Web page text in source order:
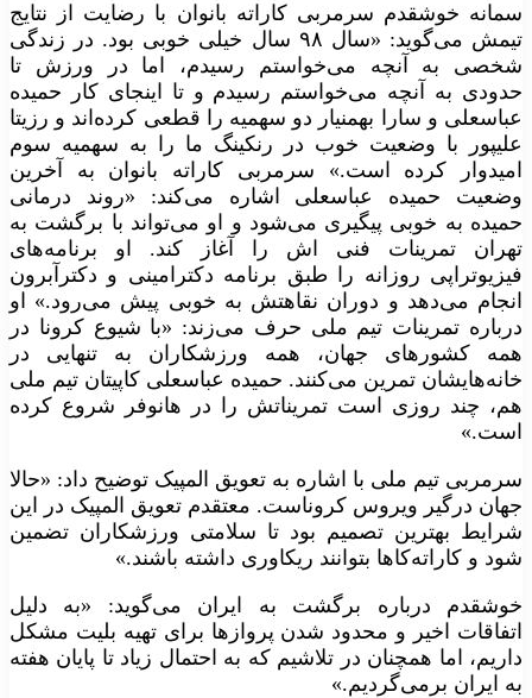
سمانه خوشقدم سرمربی کاراته بانوان با رضایت از نتایج
تیمش می‌گوید‌: «سال ۹۸ سال خیلی خوبی بود. در زندگی
شخصی به آنچه می‌خواستم رسیدم، اما در ورزش تا
حدودی به آنچه می‌خواستم رسیدم و تا اینجای کار حمیده
عباسعلی و سارا بهمنیار دو سهمیه را قطعی کرده‌اند و رزیتا
علیپور با وضعیت خوب در رنکینگ ما را به سهمیه سوم
امیدوار کرده است.» سرمربی کاراته بانوان به آخرین
وضعیت حمیده عباسعلی اشاره می‌کند‌: «روند درمانی
حمیده به خوبی پیگیری می‌شود و او می‌تواند با برگشت به
تهران تمرینات فنی اش را آغاز کند. او برنامه‌های
فیزیوتراپی روزانه را طبق برنامه دکترامینی و دکترآبرون
انجام می‌دهد و دوران نقاهتش به خوبی پیش می‌رود.» او
درباره تمرینات تیم ملی حرف می‌زند‌: «با شیوع کرونا در
همه کشور‌های جهان، همه ورزشکاران به تنهایی در
خانه‌هایشان تمرین می‌کنند. حمیده عباسعلی کاپیتان تیم ملی
هم، چند روزی است تمریناتش را در هانوفر شروع کرده
است.»
سرمربی تیم ملی با اشاره به تعویق المپیک توضیح داد: «حالا
جهان درگیر ویروس کروناست. معتقدم تعویق المپیک در این
شرایط بهترین تصمیم بود تا سلامتی ورزشکاران تضمین
شود و کاراته‌کا‌ها بتوانند ریکاوری داشته باشند.»
خوشقدم درباره برگشت به ایران می‌گوید‌: «به دلیل
اتفاقات اخیر و محدود شدن پرواز‌ها برای تهیه بلیت مشکل
داریم، اما همچنان در تلاشیم که به احتمال زیاد تا پایان هفته
به ایران برمی‌گردیم.»